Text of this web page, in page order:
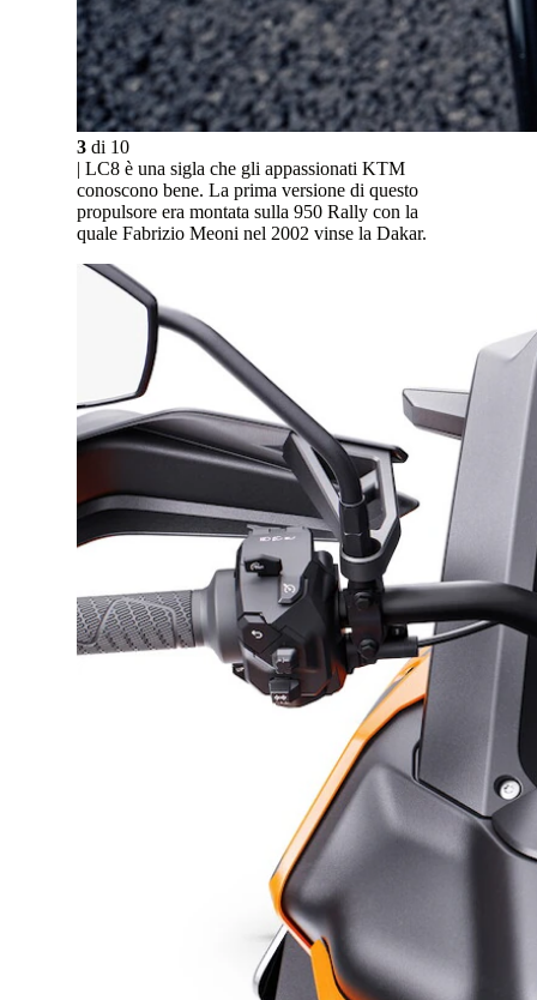
3 di 10
| LC8 è una sigla che gli appassionati KTM
conoscono bene. La prima versione di questo
propulsore era montata sulla 950 Rally con la
quale Fabrizio Meoni nel 2002 vinse la Dakar.